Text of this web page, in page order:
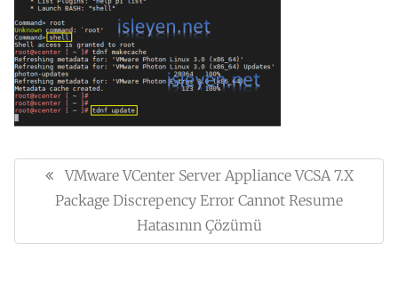
gezinmesiPrevious
Post:
VMware VCenter Server Appliance VCSA 7.x
Package Discrepency Error Cannot Resume
Hatasının Çözümü